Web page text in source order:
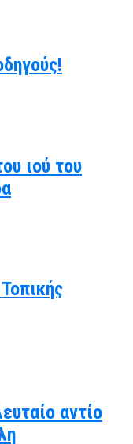
ιού του
αντίο